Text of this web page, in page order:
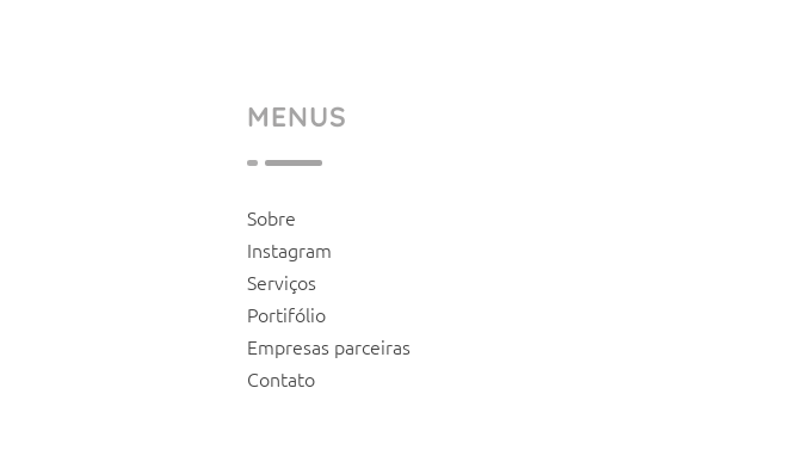
MENUS
Sobre
Instagram
Serviços
Portifólio
Empresas parceiras
Contato